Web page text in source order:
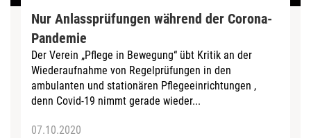
Nur Anlassprüfungen während der Corona-
Pandemie
Der Verein „Pflege in Bewegung“ übt Kritik an der
Wiederaufnahme von Regelprüfungen in den
ambulanten und stationären Pflegeeinrichtungen ,
denn Covid-19 nimmt gerade wieder...
07.10.2020